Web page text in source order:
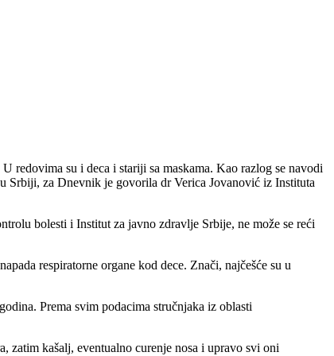
redovima su i deca i stariji sa maskama. Kao razlog se navodi
Srbiji, za Dnevnik je govorila dr Verica Jovanović iz Instituta
bolesti i Institut za javno zdravlje Srbije, ne može se reći
respiratorne organe kod dece. Znači, najčešće su u
Prema svim podacima stručnjaka iz oblasti
zatim kašalj, eventualno curenje nosa i upravo svi oni